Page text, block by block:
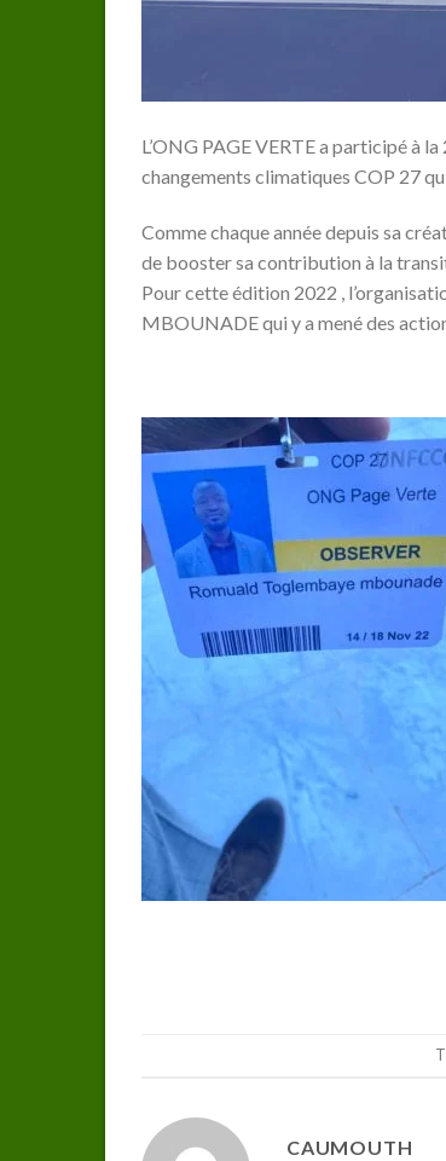
L’ONG PAGE VERTE a participé à
changements climatiques COP 27
Comme chaque année depuis sa
de booster sa contribution à la
Pour cette édition 2022 ,
MBOUNADE qui y a mené des
CAUMOUTH